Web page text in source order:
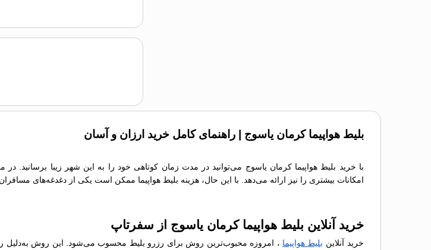
بلیط هواپیما کرمان یاسوج | راهنمای کامل خرید ارزان و آسان
با خرید بلیط هواپیما کرمان یاسوج می‌توانید در مدت زمان کوتاهی خود را به این شهر زیبا
امکانات بیشتری را نیز ارائه می‌دهد. با این حال، هزینه بلیط هواپیما ممکن است یکی از دغدغه‌های
خرید آنلاین بلیط هواپیما کرمان یاسوج از سفرتاپ
خرید آنلاین بلیط هواپیما ، امروزه محبوب‌ترین روش برای رزرو بلیط محسوب می‌شود. این روش به‌دلیل